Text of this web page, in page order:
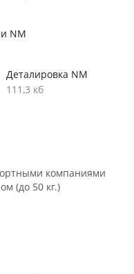
NM
Деталировка NM
111,3 кб
компаниями
(до 50 кг.)